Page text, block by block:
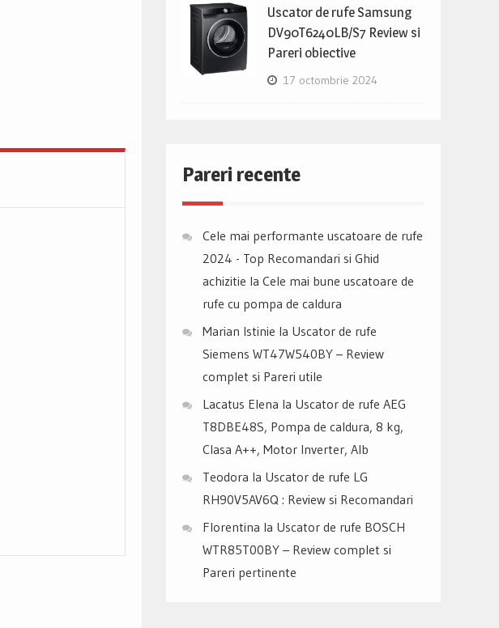
Uscator de rufe Samsung
DV90T6240LB/S7 Review si
Pareri obiective
17 octombrie 2024
Pareri recente
Cele mai performante uscatoare de rufe
2024 - Top Recomandari si Ghid
achizitie la Cele mai bune uscatoare de
rufe cu pompa de caldura
Marian Istinie la Uscator de rufe
Siemens WT47W540BY – Review
complet si Pareri utile
Lacatus Elena la Uscator de rufe AEG
T8DBE48S, Pompa de caldura, 8 kg,
Clasa A++, Motor Inverter, Alb
Teodora la Uscator de rufe LG
RH90V5AV6Q : Review si Recomandari
Florentina la Uscator de rufe BOSCH
WTR85T00BY – Review complet si
Pareri pertinente